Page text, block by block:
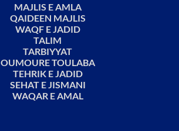
MAJLIS E AMLA
QAIDEEN MAJLIS
WAQF E JADID
TALIM
TARBIYYAT
OUMOURE TOULABA
TEHRIK E JADID
SEHAT E JISMANI
WAQAR E AMAL